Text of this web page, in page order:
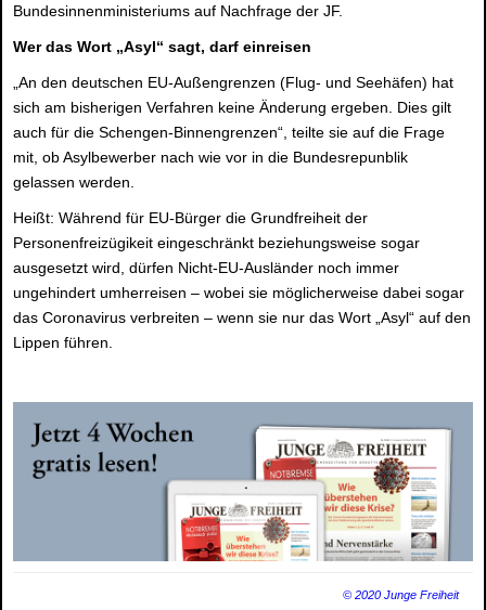
Bundesinnenministeriums auf Nachfrage der JF.
Wer das Wort „Asyl“ sagt, darf einreisen
„An den deutschen EU-Außengrenzen (Flug- und Seehäfen) hat
sich am bisherigen Verfahren keine Änderung ergeben. Dies gilt
auch für die Schengen-Binnengrenzen“, teilte sie auf die Frage
mit, ob Asylbewerber nach wie vor in die Bundesrepunblik
gelassen werden.
Heißt: Während für EU-Bürger die Grundfreiheit der
Personenfreizügikeit eingeschränkt beziehungsweise sogar
ausgesetzt wird, dürfen Nicht-EU-Ausländer noch immer
ungehindert umherreisen – wobei sie möglicherweise dabei sogar
das Coronavirus verbreiten – wenn sie nur das Wort „Asyl“ auf den
Lippen führen.
© 2020 Junge Freiheit